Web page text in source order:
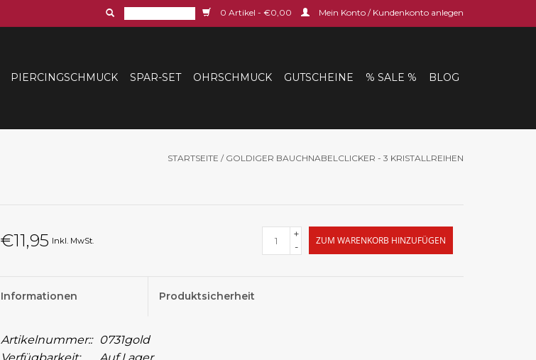
0 Artikel - €0,00 Mein Konto / Kundenkonto anlegen
PIERCINGSCHMUCK SPAR-SET OHRSCHMUCK GUTSCHEINE % SALE % BLOG
STARTSEITE / GOLDIGER BAUCHNABELCLICKER - 3 KRISTALLREIHEN
€11,95 Inkl. MwSt.
+
-
ZUM WARENKORB HINZUFÜGEN
Informationen Produktsicherheit
Artikelnummer::
0731gold